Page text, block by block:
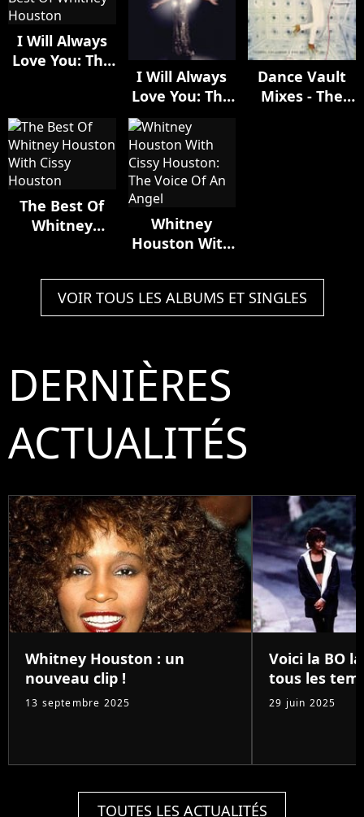
I Will Always
Love You: The
Houston
I Will Always
Love You: The
Whitney
Houston
Dance Vault
Mixes - The
The Best Of
Whitney
Whitney
Houston With
The Voice Of
An Angel
VOIR TOUS LES ALBUMS ET SINGLES
DERNIÈRES
ACTUALITÉS
Whitney Houston : un
nouveau clip !
13 septembre 2025
Voici la BO
tous les
29 juin 2025
TOUTES LES ACTUALITÉS